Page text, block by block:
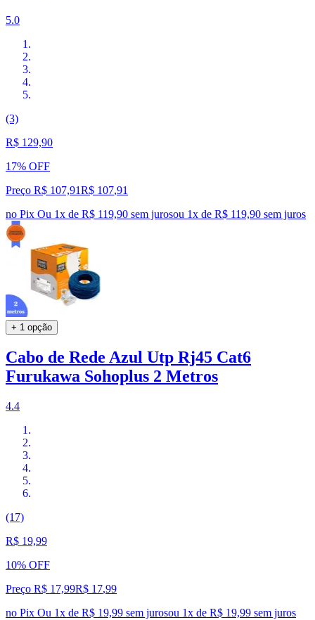
5.0
(3)
R$ 129,90
17% OFF
Preço R$ 107,91R$ 107,91
no Pix Ou 1x de R$ 119,90 sem jurosou 1x de R$ 119,90 sem juros
+ 1 opção
Cabo de Rede Azul Utp Rj45 Cat6
Furukawa Sohoplus 2 Metros
4.4
(17)
R$ 19,99
10% OFF
Preço R$ 17,99R$ 17,99
no Pix Ou 1x de R$ 19,99 sem jurosou 1x de R$ 19,99 sem juros